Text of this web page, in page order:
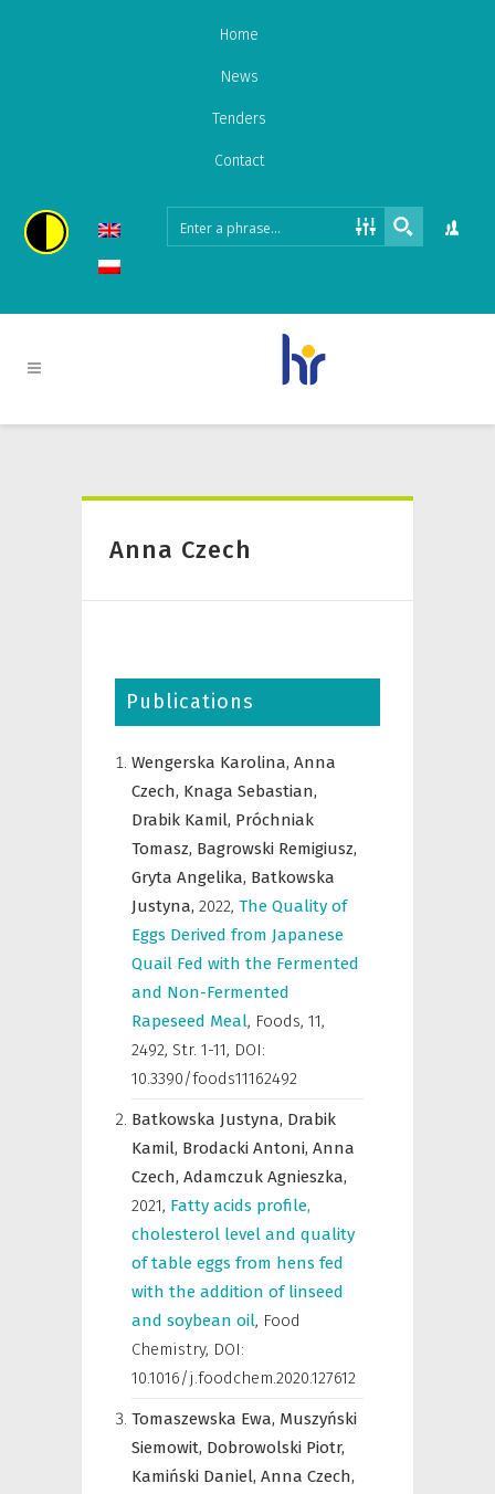
Home
News
Tenders
Contact
Anna Czech
Publications
Wengerska Karolina, Anna
Czech, Knaga Sebastian,
Drabik Kamil, Próchniak
Tomasz, Bagrowski Remigiusz,
Gryta Angelika, Batkowska
Justyna, 2022, The Quality of
Eggs Derived from Japanese
Quail Fed with the Fermented
and Non-Fermented
Rapeseed Meal, Foods, 11,
2492, Str. 1-11, DOI:
10.3390/foods11162492
Batkowska Justyna, Drabik
Kamil, Brodacki Antoni, Anna
Czech, Adamczuk Agnieszka,
2021, Fatty acids profile,
cholesterol level and quality
of table eggs from hens fed
with the addition of linseed
and soybean oil, Food
Chemistry, DOI:
10.1016/j.foodchem.2020.127612
Tomaszewska Ewa, Muszyński
Siemowit, Dobrowolski Piotr,
Kamiński Daniel, Anna Czech,